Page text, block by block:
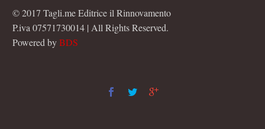
© 2017 Tagli.me Editrice il Rinnovamento
P.iva 07571730014 | All Rights Reserved.
Powered byBDS